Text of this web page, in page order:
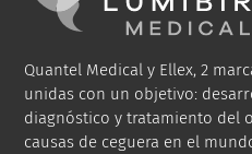
Quantel Medical y Ellex, 2
unidas con un objetivo:
diagnóstico y tratamiento del
causas de ceguera en el